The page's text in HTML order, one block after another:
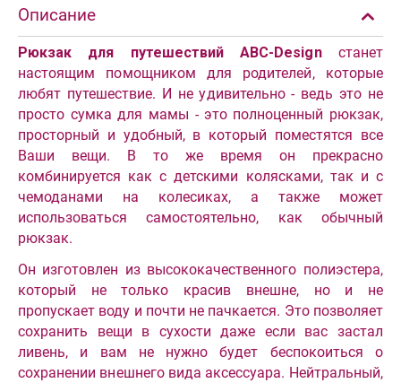
Описание
Рюкзак для путешествий ABC-Designстанет
настоящим помощником для родителей, которые
любят путешествие. И не удивительно - ведь это не
просто сумка для мамы - это полноценный рюкзак,
просторный и удобный, в который поместятся все
Ваши вещи. В то же время он прекрасно
комбинируется как с детскими колясками, так и с
чемоданами на колесиках, а также может
использоваться самостоятельно, как обычный
рюкзак.
Он изготовлен из высококачественного полиэстера,
который не только красив внешне, но и не
пропускает воду и почти не пачкается. Это позволяет
сохранить вещи в сухости даже если вас застал
ливень, и вам не нужно будет беспокоиться о
сохранении внешнего вида аксессуара. Нейтральный,